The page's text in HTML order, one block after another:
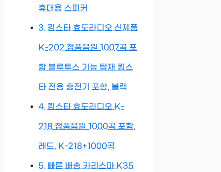
휴대용 스피커
킹스타 효도라디오 신제품
K-202 정품음원 1007곡 포
함 블루투스 기능 탑재 킹스
타 전용 충전기 포함, 블랙
킹스타 효도라디오 K-
218 정품음원 1000곡 포함,
레드, K-218+1000곡
빠른 배송 카리스마 K35